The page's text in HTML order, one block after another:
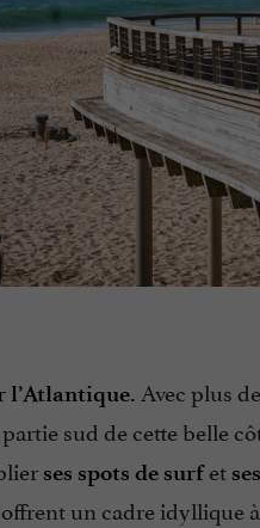
l’Atlantique. Avec plus
sud de cette belle
ses spots de surfet
un cadre idyllique